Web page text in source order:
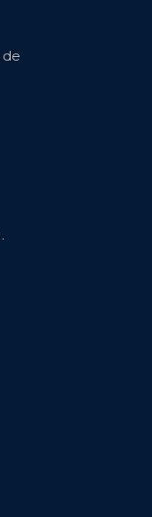
de